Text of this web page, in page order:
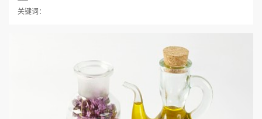
关键词：